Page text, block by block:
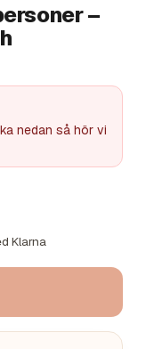
–
nedan så hör vi
Klarna